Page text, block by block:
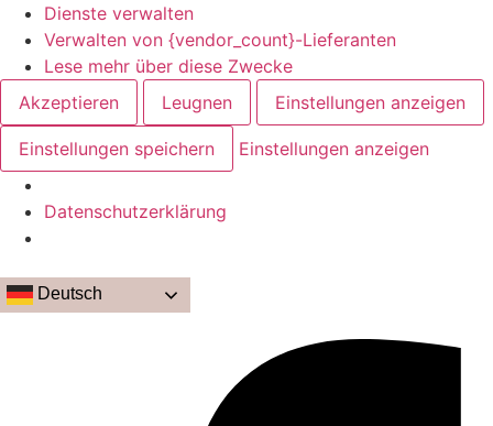
Dienste verwalten
Verwalten von {vendor_count}-Lieferanten
Lese mehr über diese Zwecke
Akzeptieren
Leugnen Einstellungen anzeigen
Einstellungen speichern Einstellungen anzeigen
Datenschutzerklärung
Deutsch